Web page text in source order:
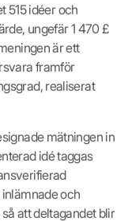
515 idéer och
ungefär 1 470 £
är ett
framför
realiserat
mätningen in
idé taggas
och
att deltagandet blir